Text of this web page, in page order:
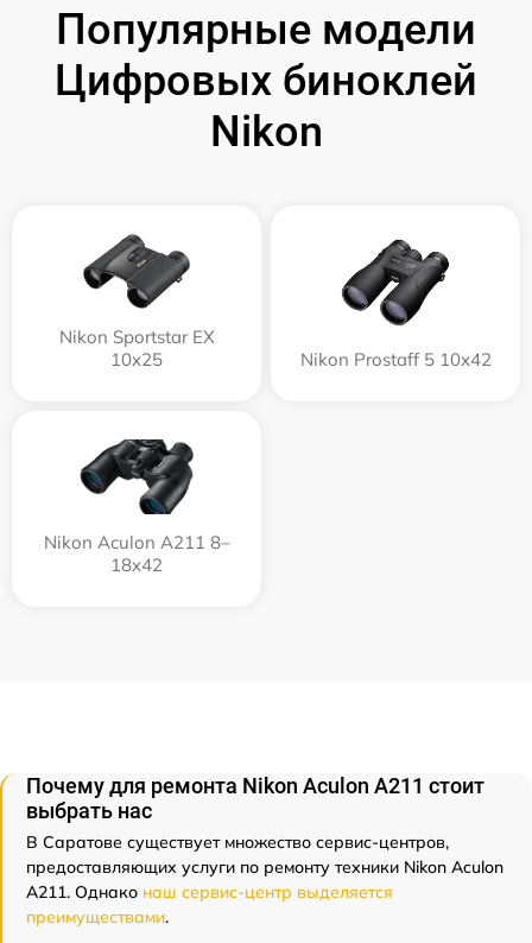
Популярные модели
Цифровых биноклей
Nikon
Nikon Sportstar EX
10x25
Nikon Prostaff 5 10x42
Nikon Aculon A211 8–
18x42
Почему для ремонта Nikon Aculon A211 стоит
выбрать нас
В Саратове существует множество сервис-центров,
предоставляющих услуги по ремонту техники Nikon Aculon
A211. Однако наш сервис-центр выделяется
преимуществами.